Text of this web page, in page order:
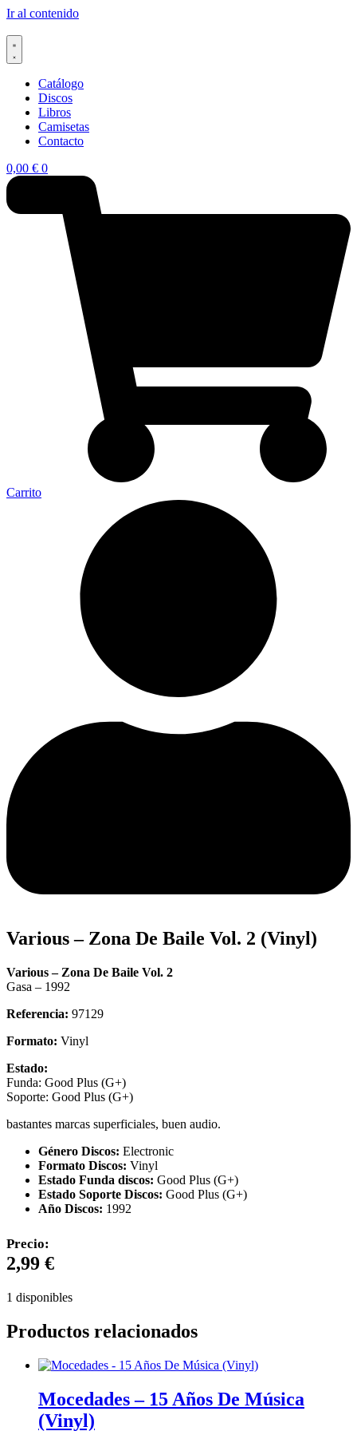
Ir al contenido
Catálogo
Discos
Libros
Camisetas
Contacto
0,00 € 0
Carrito
Various – Zona De Baile Vol. 2 (Vinyl)
Various – Zona De Baile Vol. 2
Gasa – 1992
Referencia: 97129
Formato: Vinyl
Estado:
Funda: Good Plus (G+)
Soporte: Good Plus (G+)
bastantes marcas superficiales, buen audio.
Género Discos: Electronic
Formato Discos: Vinyl
Estado Funda discos: Good Plus (G+)
Estado Soporte Discos: Good Plus (G+)
Año Discos: 1992
Precio:
2,99 €
1 disponibles
Productos relacionados
Mocedades – 15 Años De Música
(Vinyl)